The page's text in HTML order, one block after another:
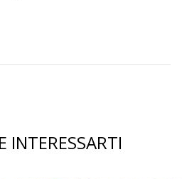
INTERESSARTI